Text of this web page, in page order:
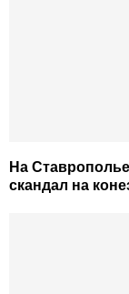
На
скандал на